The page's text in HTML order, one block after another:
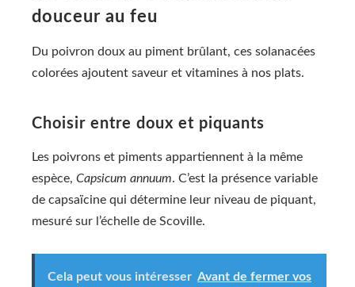
douceur au feu
Du poivron doux au piment brûlant, ces solanacées
colorées ajoutent saveur et vitamines à nos plats.
Choisir entre doux et piquants
Les poivrons et piments appartiennent à la même
espèce, Capsicum annuum. C’est la présence variable
de capsaïcine qui détermine leur niveau de piquant,
mesuré sur l’échelle de Scoville.
Cela peut vous intéresser Avant de fermer vos